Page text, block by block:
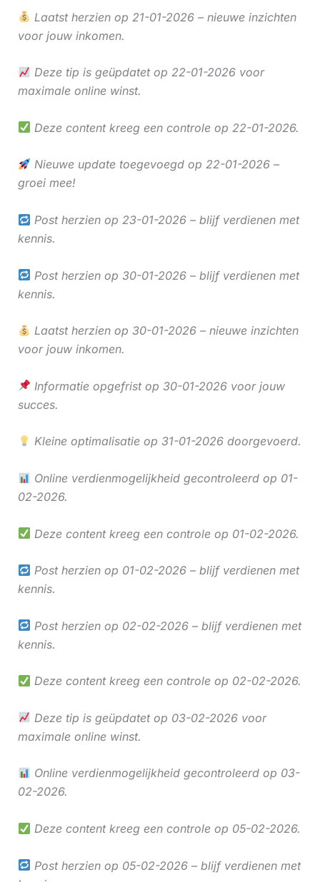
Laatst herzien op 21-01-2026 – nieuwe inzichten
voor jouw inkomen.
Deze tip is geüpdatet op 22-01-2026 voor
maximale online winst.
Deze content kreeg een controle op 22-01-2026.
Nieuwe update toegevoegd op 22-01-2026 –
groei mee!
Post herzien op 23-01-2026 – blijf verdienen met
kennis.
Post herzien op 30-01-2026 – blijf verdienen met
kennis.
Laatst herzien op 30-01-2026 – nieuwe inzichten
voor jouw inkomen.
Informatie opgefrist op 30-01-2026 voor jouw
succes.
Kleine optimalisatie op 31-01-2026 doorgevoerd.
Online verdienmogelijkheid gecontroleerd op 01-
02-2026.
Deze content kreeg een controle op 01-02-2026.
Post herzien op 01-02-2026 – blijf verdienen met
kennis.
Post herzien op 02-02-2026 – blijf verdienen met
kennis.
Deze content kreeg een controle op 02-02-2026.
Deze tip is geüpdatet op 03-02-2026 voor
maximale online winst.
Online verdienmogelijkheid gecontroleerd op 03-
02-2026.
Deze content kreeg een controle op 05-02-2026.
Post herzien op 05-02-2026 – blijf verdienen met